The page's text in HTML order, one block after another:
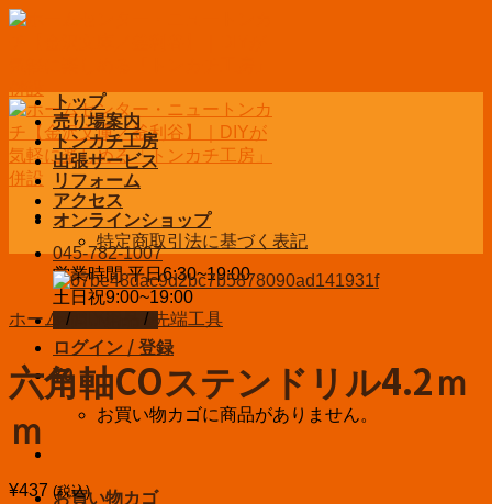
Skip
045-782-1007
営業時間 平日6:30~19:00
土日祝9:00~19:00
お問い合わせ
ログイン / 登録
¥0
お買い物カゴに商品がありません。
お買い物カゴ
トップ
売り場案内
トンカチ工房
出張サービス
リフォーム
アクセス
オンラインショップ
特定商取引法に基づく表記
ホーム / / 先端工具
六角軸COステンドリル4.2ｍ
ｍ
¥437 (税込)